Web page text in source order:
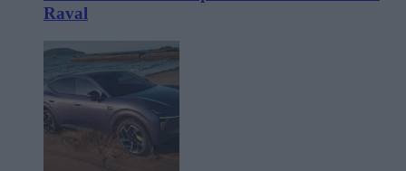
Raval